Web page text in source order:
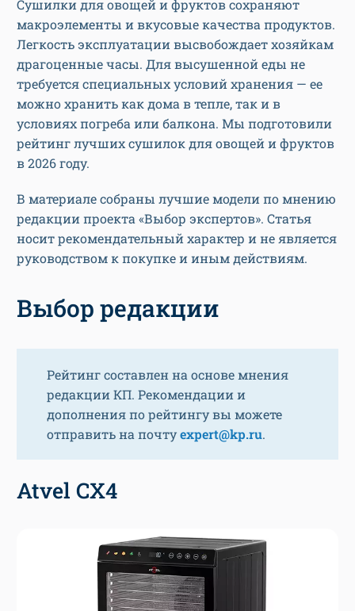
Сушилки для овощей и фруктов сохраняют
макроэлементы и вкусовые качества продуктов.
Легкость эксплуатации высвобождает хозяйкам
драгоценные часы. Для высушенной еды не
требуется специальных условий хранения — ее
можно хранить как дома в тепле, так и в
условиях погреба или балкона. Мы подготовили
рейтинг лучших сушилок для овощей и фруктов
в 2026 году.
В материале собраны лучшие модели по мнению
редакции проекта «Выбор экспертов». Статья
носит рекомендательный характер и не является
руководством к покупке и иным действиям.
Выбор редакции
Рейтинг составлен на основе мнения
редакции КП. Рекомендации и
дополнения по рейтингу вы можете
отправить на почтуexpert@kp.ru.
Atvel CX4